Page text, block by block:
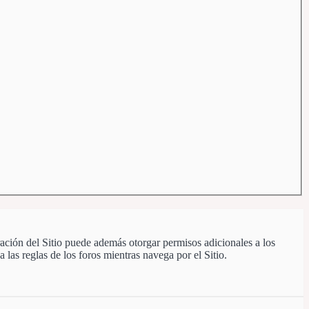
del Sitio puede además otorgar permisos adicionales a los
las reglas de los foros mientras navega por el Sitio.